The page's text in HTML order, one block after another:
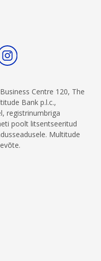
Centre 120, The
Bank p.l.c.,
registrinumbriga
poolt litsentseeritud
Multitude